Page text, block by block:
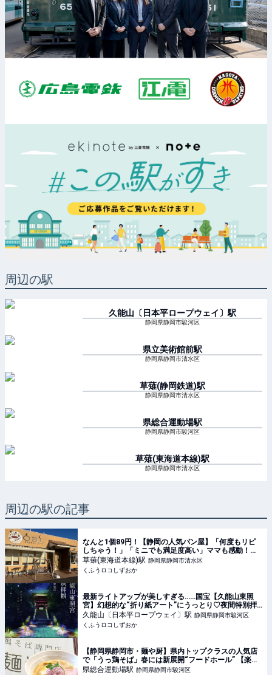
周辺の駅
久能山〔日本平ロープウェイ〕 駅
静岡県静岡市駿河区
県立美術館前駅
静岡県静岡市清水区
草薙(静岡鉄道)駅
静岡県静岡市清水区
県総合運動場駅
静岡県静岡市駿河区
草薙(東海道本線)駅
静岡県静岡市清水区
周辺の駅の記事
なんと1個89円！【静岡の人気パン屋】「何度もリピ
しちゃう！」「ミニでも満足度高い」ママも感動！キ
ッズスペースも完備♡ | くふうロコしずおか
草薙(東海道本線)駅 静岡県静岡市清水区
くふうロコしずおか
最新ライトアップが美しすぎる……国宝【久能山東照
宮】幻想的な“折り紙アート”にうっとり♡夜間特別拝
観「光彩-IRODORI-」開催◎限定御朱印も！ | くふう
ロコしずおか
久能山〔日本平ロープウェイ〕駅 静岡県静岡市駿河区
くふうロコしずおか
【静岡県静岡市・麺や厨】県内トップクラスの人気店
で「うっ鶏そば」春には新展開“フードホール” 【楽天
トラベル】
県総合運動場駅 静岡県静岡市駿河区